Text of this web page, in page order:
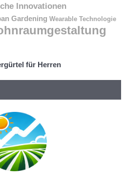
Innovationen
Gardening Wearable Technologie
für Herren